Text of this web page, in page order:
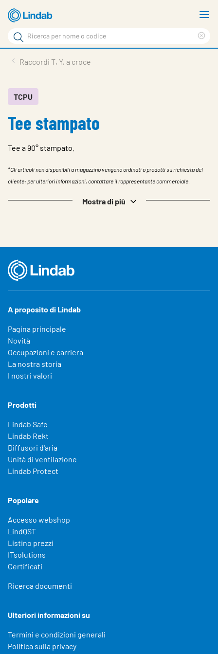
Log
visionare
Cerca
Cerca
Su Lindab
Su Tecnovent
Log in
Scegliere la lingua
Raccordi T, Y, a croce
TCPU
Tee stampato
Tee a 90° stampato.
*Gli articoli non disponibili a magazzino vengono ordinati o prodotti su richiesta del
cliente; per ulteriori informazioni, contattare il rappresentante commerciale.
Mostra di più
A proposito di Lindab
Pagina principale
Novità
Occupazioni e carriera
La nostra storia
I nostri valori
Prodotti
Lindab Safe
Lindab Rekt
Diffusori d'aria
Unità di ventilazione
Lindab Protect
Popolare
Accesso webshop
LindQST
Listino prezzi
ITsolutions
Certificati
Ricerca documenti
Ulteriori informazioni su
Termini e condizioni generali
Politica sulla privacy